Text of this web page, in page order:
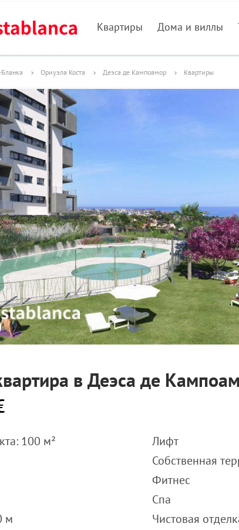
Квартиры Дома и виллы
Ориуэла Коста Деэса де Кампоамор Квартиры
в Деэса де
100 м²
м
Лифт
Собственная
Фитнес
Спа
Чистовая